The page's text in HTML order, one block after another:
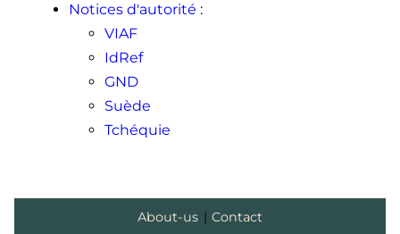
Notices d'autorité :
VIAF
IdRef
GND
Suède
Tchéquie
About-us | Contact